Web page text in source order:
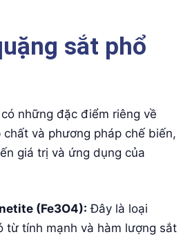
sắt phổ
những đặc điểm riêng về
và phương pháp chế biến,
giá trị và ứng dụng của
(Fe3O4): Đây là loại
từ tính mạnh và hàm lượng sắt